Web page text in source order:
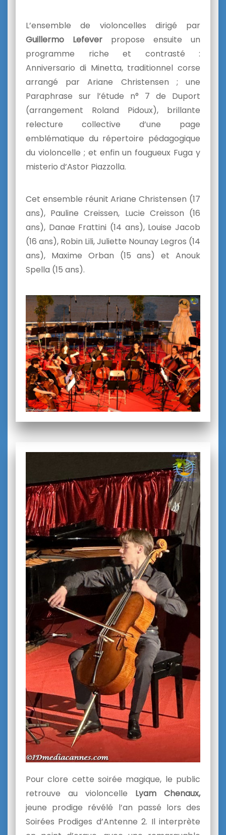
L’ensemble de violoncelles dirigé par
Guillermo Lefever propose ensuite un
programme riche et contrasté :
Anniversario di Minetta, traditionnel corse
arrangé par Ariane Christensen ; une
Paraphrase sur l’étude n° 7 de Duport
(arrangement Roland Pidoux), brillante
relecture collective d’une page
emblématique du répertoire pédagogique
du violoncelle ; et enfin un fougueux Fuga y
misterio d’Astor Piazzolla.
Cet ensemble réunit Ariane Christensen (17
ans), Pauline Creissen, Lucie Creisson (16
ans), Danae Frattini (14 ans), Louise Jacob
(16 ans), Robin Lili, Juliette Nounay Legros (14
ans), Maxime Orban (15 ans) et Anouk
Spella (15 ans).
Pour clore cette soirée magique, le public
retrouve au violoncelle Lyam Chenaux,
jeune prodige révélé l’an passé lors des
Soirées Prodiges d’Antenne 2. Il interprète